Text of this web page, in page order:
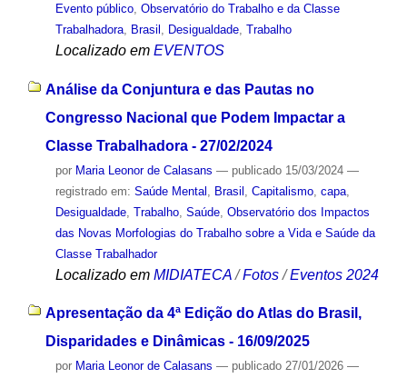
Evento público, Observatório do Trabalho e da Classe
Trabalhadora, Brasil Desigualdade, Trabalho
Localizado em EVENTOS
Análise da Conjuntura e das Pautas no
Congresso Nacional que Podem Impactar a
Classe Trabalhadora - 27/02/2024
por Maria Leonor de Calasans — publicado15/03/2024 —
registrado em: Saúde Mental Brasil Capitalismo, capa,
Desigualdade, Trabalho, Saúde, Observatório dos Impactos
das Novas Morfologias do Trabalho sobre a Vida e Saúde da
Classe Trabalhador
Localizado em MIDIATECA /Fotos /Eventos 2024
Apresentação da 4ª Edição do Atlas do Brasil,
Disparidades e Dinâmicas - 16/09/2025
por Maria Leonor de Calasans — publicado27/01/2026 —